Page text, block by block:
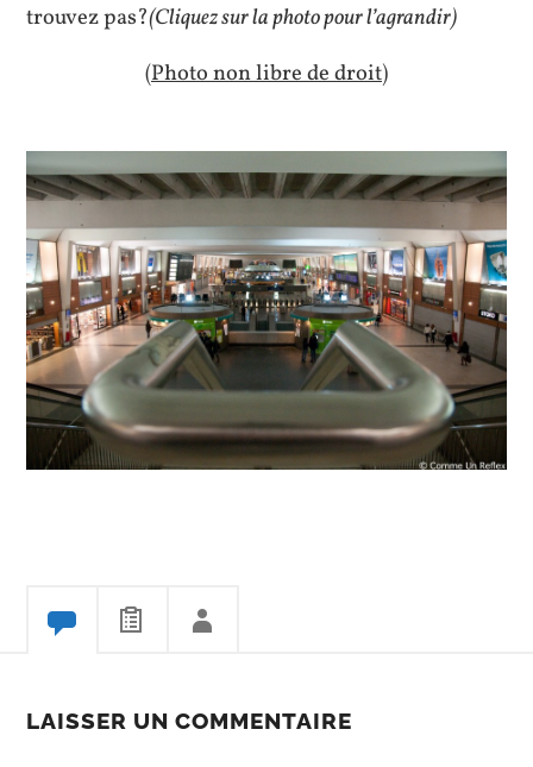
trouvez pas?(Cliquez sur la photo pour l’agrandir)
(Photo non libre de droit)
LAISSER UN COMMENTAIRE